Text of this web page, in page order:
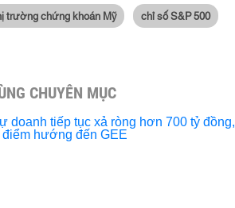
trường chứng khoán Mỹ chỉ số S&P 500
CHUYÊN MỤC